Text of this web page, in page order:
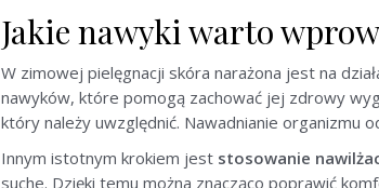
Jakie nawyki warto
W zimowej pielęgnacji skóra narażona jest na
nawyków, które pomogą zachować jej zdrowy
który należy uwzględnić. Nawadnianie organizmu
Innym istotnym krokiem jest stosowanie
suche. Dzięki temu można znacząco poprawić